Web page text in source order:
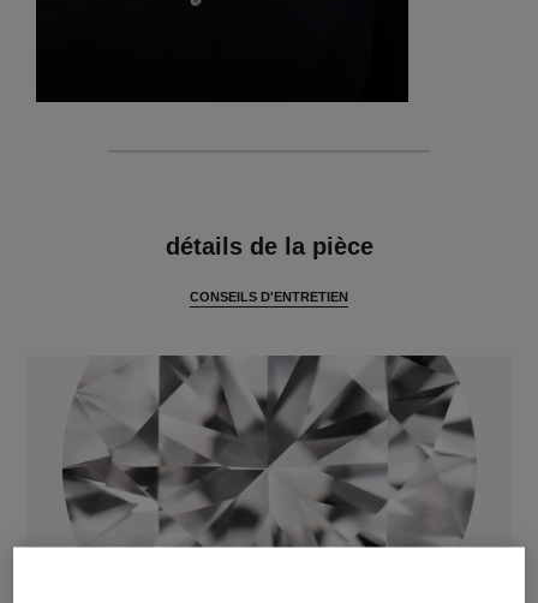
détails de la pièce
CONSEILS D'ENTRETIEN